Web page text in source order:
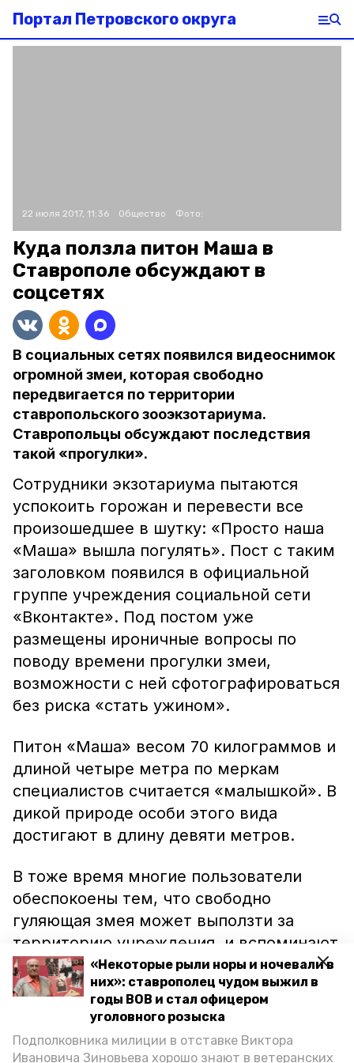
«Некоторые рыли норы и ночевали в
них»: ставрополец чудом выжил в
годы ВОВ и стал офицером
уголовного розыска
Подполковника милиции в отставке Виктора
Ивановича Зиновьева хорошо знают в ветеранских
Портал Петровского округа
22 июля 2017, 11:36 Общество Фото:
Куда ползла питон Маша в
Ставрополе обсуждают в
соцсетях
В социальных сетях появился видеоснимок
огромной змеи, которая свободно
передвигается по территории
ставропольского зооэкзотариума.
Ставропольцы обсуждают последствия
такой «прогулки».
Сотрудники экзотариума пытаются
успокоить горожан и перевести все
произошедшее в шутку: «Просто наша
«Маша» вышла погулять». Пост с таким
заголовком появился в официальной
группе учреждения социальной сети
«Вконтакте». Под постом уже
размещены ироничные вопросы по
поводу времени прогулки змеи,
возможности с ней сфотографироваться
без риска «стать ужином».
Питон «Маша» весом 70 килограммов и
длиной четыре метра по меркам
специалистов считается «малышкой». В
дикой природе особи этого вида
достигают в длину девяти метров.
В тоже время многие пользователи
обеспокоены тем, что свободно
гуляющая змея может выползти за
территорию учреждения, и вспоминают
трагедию, произошедшую несколько
лет тому назад в одном из зооцирков.
Тогда питон задушил одну из работниц
цирка.